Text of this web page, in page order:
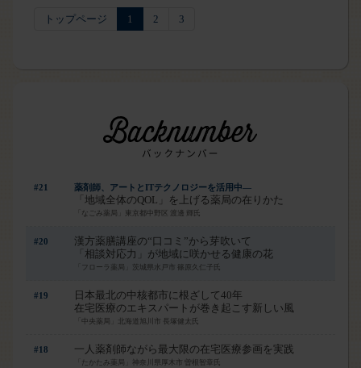
トップページ 1 2 3
#21 薬剤師、アートとITテクノロジーを活用中―
「地域全体のQOL」を上げる薬局の在りかた
「なごみ薬局」東京都中野区 渡邊 輝氏
#20
漢方薬膳講座の“口コミ”から芽吹いて
「相談対応力」が地域に咲かせる健康の花
「フローラ薬局」茨城県水戸市 篠原久仁子氏
#19
日本最北の中核都市に根ざして40年
在宅医療のエキスパートが巻き起こす新しい風
「中央薬局」北海道旭川市 長塚健太氏
#18 一人薬剤師ながら最大限の在宅医療参画を実践
「たかたみ薬局」神奈川県厚木市 曽根智章氏